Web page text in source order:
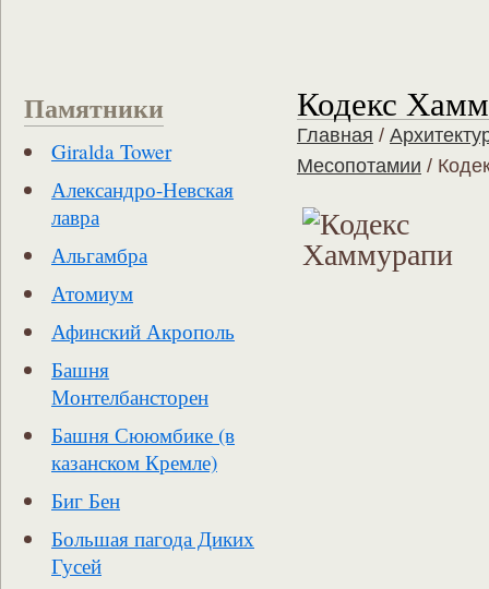
Памятники
Giralda Tower
Александро-Невская
лавра
Альгамбра
Атомиум
Афинский Акрополь
Башня
Монтелбансторен
Башня Сююмбике (в
казанском Кремле)
Биг Бен
Большая пагода Диких
Гусей
Кодекс
Главная /
Месопотамии /